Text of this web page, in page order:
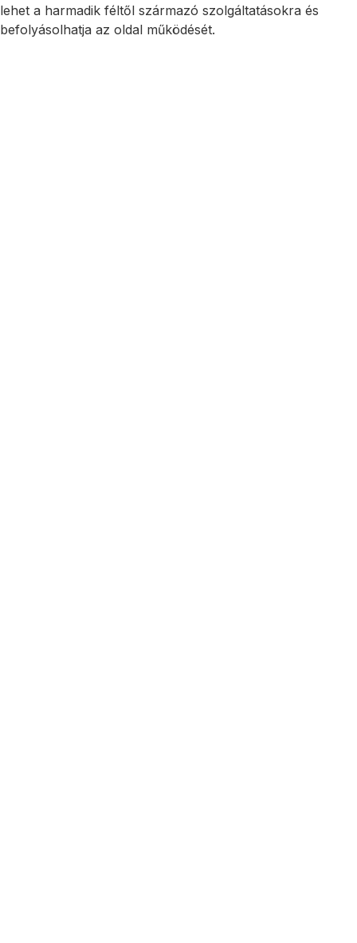
lehet a harmadik féltől származó szolgáltatásokra és
befolyásolhatja az oldal működését.